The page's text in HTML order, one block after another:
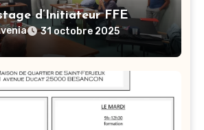
d’Initiateur FFE
31 octobre 2025